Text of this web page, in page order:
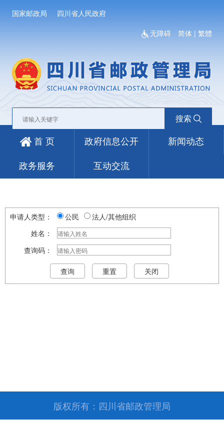
国家邮政局 四川省人民政府
无障碍 简体 |繁體
搜索
首 页 政府信息公开 新闻动态
政务服务 互动交流
申请人类型： 公民
法人/其他组织
姓名：
查询码：
版权所有：四川省邮政管理局